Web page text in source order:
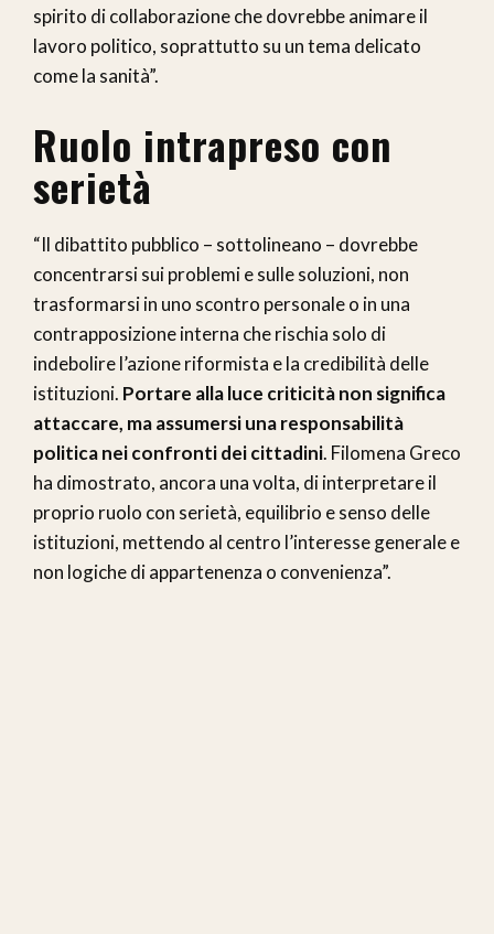
spirito di collaborazione che dovrebbe animare il
lavoro politico, soprattutto su un tema delicato
come la sanità”.
Ruolo intrapreso con
serietà
“Il dibattito pubblico – sottolineano – dovrebbe
concentrarsi sui problemi e sulle soluzioni, non
trasformarsi in uno scontro personale o in una
contrapposizione interna che rischia solo di
indebolire l’azione riformista e la credibilità delle
istituzioni. Portare alla luce criticità non significa
attaccare, ma assumersi una responsabilità
politica nei confronti dei cittadini. Filomena Greco
ha dimostrato, ancora una volta, di interpretare il
proprio ruolo con serietà, equilibrio e senso delle
istituzioni, mettendo al centro l’interesse generale e
non logiche di appartenenza o convenienza”.